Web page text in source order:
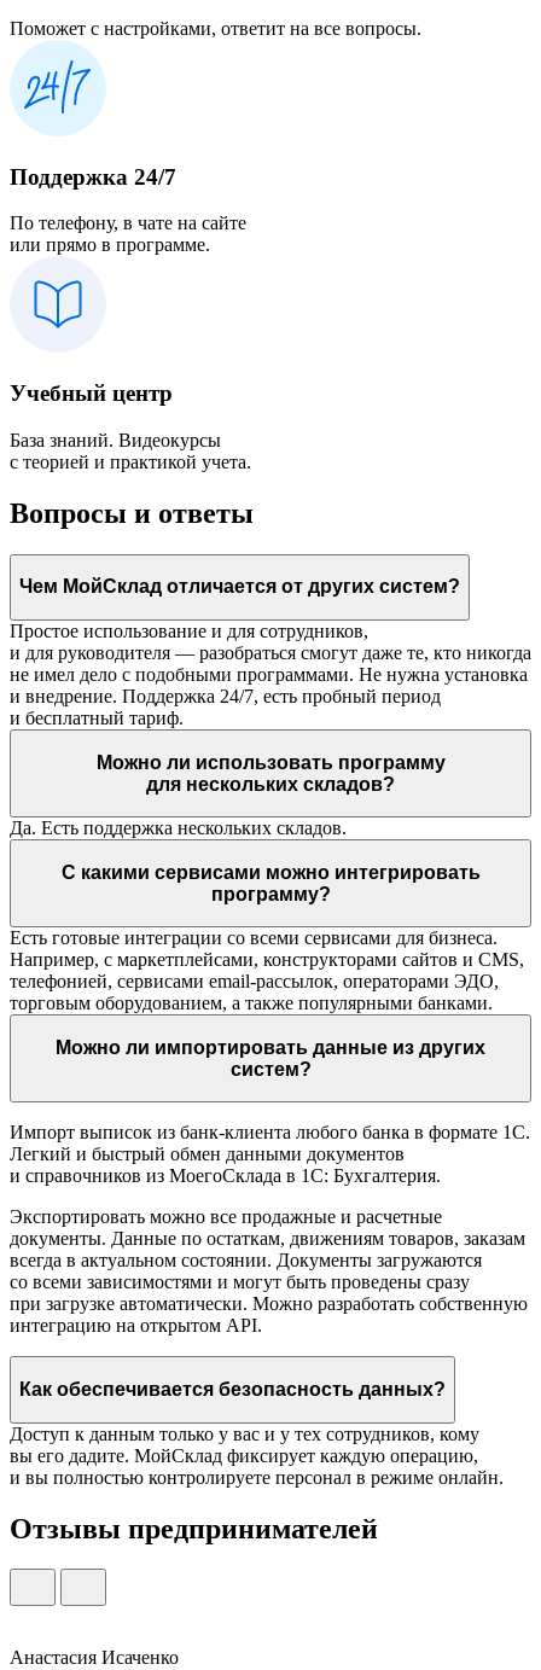
Поможет с настройками, ответит на все вопросы.
Поддержка 24/7
По телефону, в чате на сайте
или прямо в программе.
Учебный центр
База знаний. Видеокурсы
с теорией и практикой учета.
Вопросы и ответы
Чем МойСклад отличается от других систем?
Простое использование и для сотрудников,
и для руководителя — разобраться смогут даже те, кто никогда
не имел дело с подобными программами. Не нужна установка
и внедрение. Поддержка 24/7, есть пробный период
и бесплатный тариф.
Можно ли использовать программу
для нескольких складов?
Да. Есть поддержка нескольких складов.
С какими сервисами можно интегрировать
программу?
Есть готовые интеграции со всеми сервисами для бизнеса.
Например, с маркетплейсами, конструкторами сайтов и CMS,
телефонией, сервисами email-рассылок, операторами ЭДО,
торговым оборудованием, а также популярными банками.
Можно ли импортировать данные из других
систем?
Импорт выписок из банк-клиента любого банка в формате 1С.
Легкий и быстрый обмен данными документов
и справочников из МоегоСклада в 1С: Бухгалтерия.
Экспортировать можно все продажные и расчетные
документы. Данные по остаткам, движениям товаров, заказам
всегда в актуальном состоянии. Документы загружаются
со всеми зависимостями и могут быть проведены сразу
при загрузке автоматически. Можно разработать собственную
интеграцию на открытом API.
Как обеспечивается безопасность данных?
Доступ к данным только у вас и у тех сотрудников, кому
вы его дадите. МойСклад фиксирует каждую операцию,
и вы полностью контролируете персонал в режиме онлайн.
Отзывы предпринимателей
Анастасия Исаченко